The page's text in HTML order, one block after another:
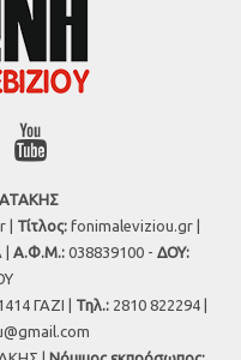
| Τίτλος:fonimaleviziou.gr |
Α.Φ.Μ.: 038839100 - ΔΟΥ:
ΓΑΖΙ | Τηλ.: 2810 822294 |